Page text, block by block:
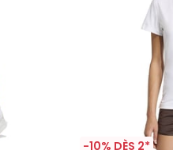
-10% DÈS 2*